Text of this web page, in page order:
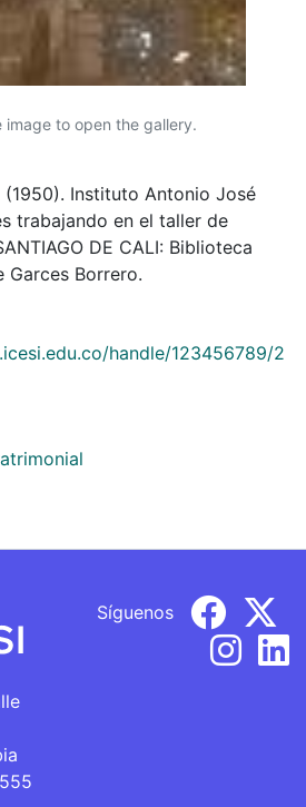
image to open the gallery.
(1950). Instituto Antonio José
trabajando en el taller de
DE CALI: Biblioteca
Garces Borrero.
handle/123456789/2
Síguenos